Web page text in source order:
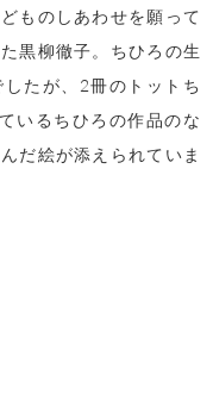
ものしあわせを願って
黒柳徹子。ちひろの生
たが、2冊のトットち
いるちひろの作品のな
だ絵が添えられていま